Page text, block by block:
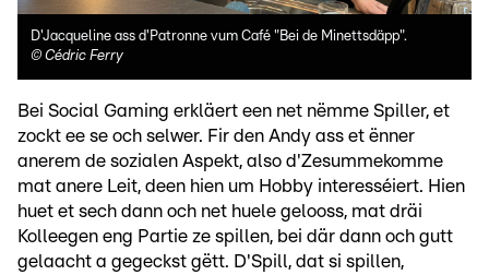
D'Jacqueline ass d'Patronne vum Café "Bei de Minettsdäpp".
© Cédric Ferry
Bei Social Gaming erkläert een net nëmme Spiller, et
zockt ee se och selwer. Fir den Andy ass et ënner
anerem de sozialen Aspekt, also d'Zesummekomme
mat anere Leit, deen hien um Hobby interesséiert. Hien
huet et sech dann och net huele gelooss, mat dräi
Kolleegen eng Partie ze spillen, bei där dann och gutt
gelaacht a gegeckst gëtt. D'Spill, dat si spillen,